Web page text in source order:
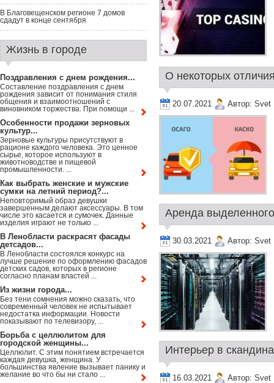
О некоторых
20.07.2021 Автор: Svet
Аренда
30.03.2021 Автор: Svet
Интерьер в
16.03.2021 Автор: Svet
В Благовещенском регионе 7 домов
сдадут в конце сентября
Жизнь в городе
Поздравления с днем рождения...
Составление поздравления с днем
рождения зависит от понимания стиля
общения и взаимоотношений с
виновником торжества. При помощи ...
Особенности продажи зерновых
культур...
Зерновые культуры присутствуют в
рационе каждого человека. Это ценное
сырье, которое используют в
животноводстве и пищевой
промышленности. ...
Как выбрать женские и мужские
сумки на летний период?...
Неповторимый образ девушки
завершенным делают аксессуары. В том
числе это касается и сумочек. Данные
изделия играют не только ...
В Ленобласти раскрасят фасады
детсадов...
В Ленобласти состоялся конкурс на
лучше решение по оформлению фасадов
детских садов, которых в регионе
согласно планам властей ...
Из жизни города...
Без тени сомнения можно сказать, что
современный человек не испытывает
недостатка информации. Новости
показывают по телевизору, ...
Борьба с целлюлитом для
городской женщины...
Целлюлит. С этим понятием встречается
каждая девушка, женщина. У
большинства явление вызывает панику и
желание во что бы ни стало ...